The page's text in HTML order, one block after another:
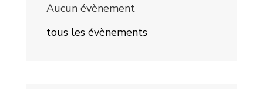
Aucun évènement
tous les évènements